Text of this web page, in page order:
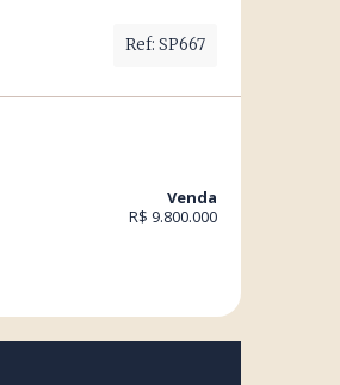
Ref: SP667
Venda
R$ 9.800.000